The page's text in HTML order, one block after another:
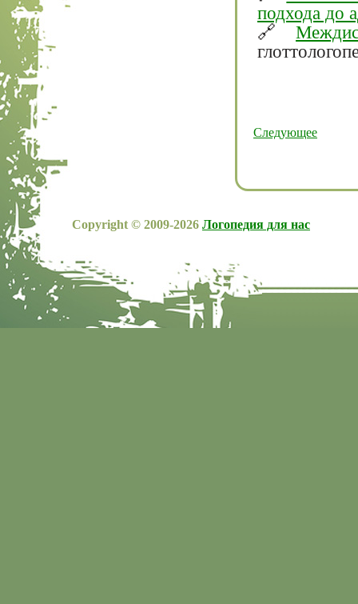
подхода до
🔗
Следующее
Copyright © 2009-2026 Логопедия для нас